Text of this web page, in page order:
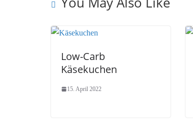
Low-Carb
Käsekuchen
15. April 2022